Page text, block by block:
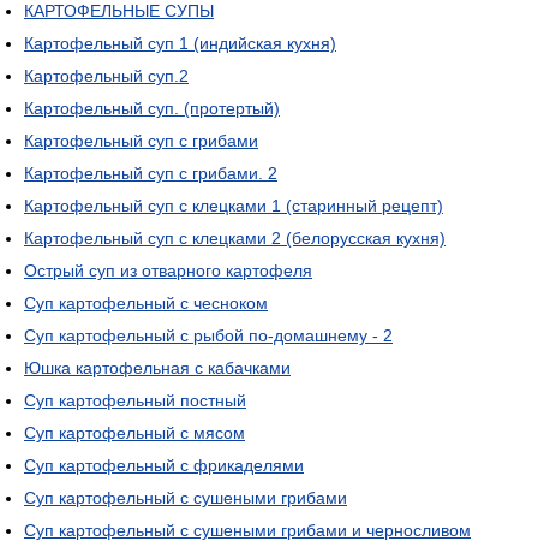
КАРТОФЕЛЬНЫЕ СУПЫ
Картофельный суп 1 (индийская кухня)
Картофельный суп.2
Картофельный суп. (протертый)
Картофельный суп с грибами
Картофельный суп с грибами. 2
Картофельный суп с клецками 1 (старинный рецепт)
Картофельный суп с клецками 2 (белорусская кухня)
Острый суп из отварного картофеля
Суп картофельный с чесноком
Суп картофельный с рыбой по-домашнему - 2
Юшка картофельная с кабачками
Суп картофельный постный
Суп картофельный с мясом
Суп картофельный с фрикаделями
Суп картофельный с сушеными грибами
Суп картофельный с сушеными грибами и черносливом